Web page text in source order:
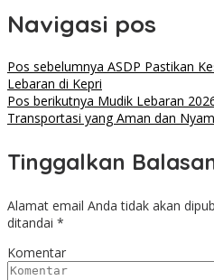
Navigasi pos
Pos sebelumnya ASDP Pastikan
Lebaran di Kepri
Pos berikutnya Mudik Lebaran
Transportasi yang Aman dan
Tinggalkan
Alamat email Anda tidak akan
ditandai *
Komentar